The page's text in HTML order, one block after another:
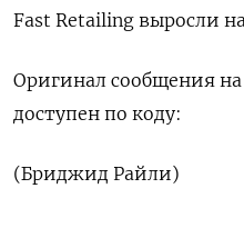
Fast Retailing выросли
Оригинал сообщения
доступен по коду:
(Бриджид Райли)